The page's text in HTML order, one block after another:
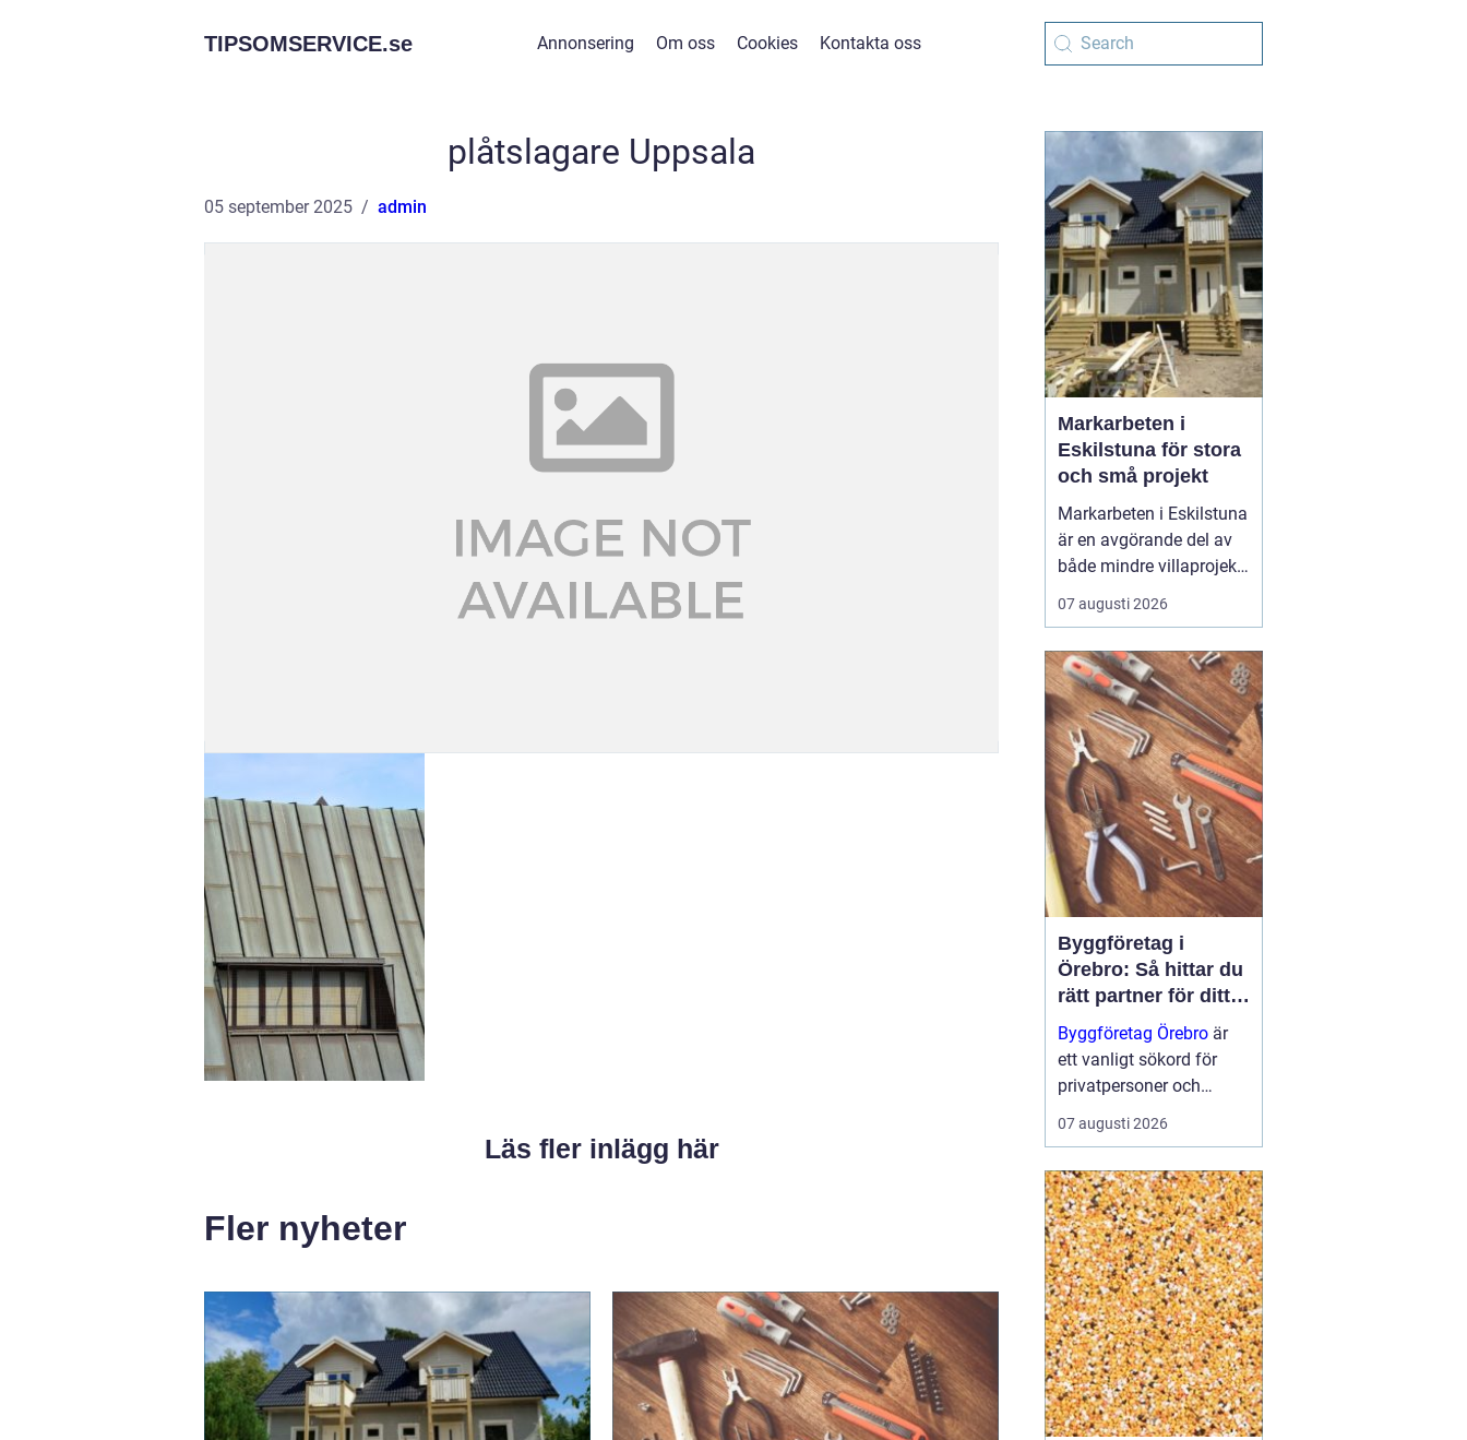
TIPSOMSERVICE.se Annonsering Om oss Cookies Kontakta oss
plåtslagare Uppsala
05 september 2025 admin
Läs fler inlägg här
Fler nyheter
Markarbeten i
Eskilstuna för stora
och små projekt
Markarbeten i Eskilstuna
är en avgörande del av
både mindre villaprojekt
och större
byggsatsningar, och rätt
en stabil grund för allt
som ska byggas
ovanpå. När marken
förbere...
07 augusti 2026
Byggföretag i
Örebro: Så hittar du
rätt partner för ditt
projekt
Byggföretag Örebro är
ett vanligt sökord för
privatpersoner och
företag som planerar att
bygga nytt, renovera eller
huset. Många vill ha en
trygg by...
07 augusti 2026